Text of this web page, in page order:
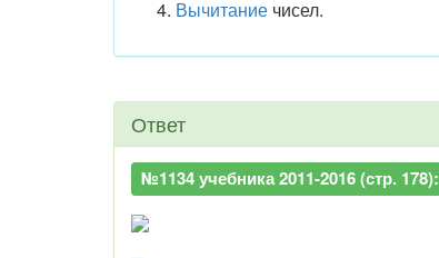
Вычитание чисел.
Ответ
№1134 учебника 2011-2016 (стр. 178):